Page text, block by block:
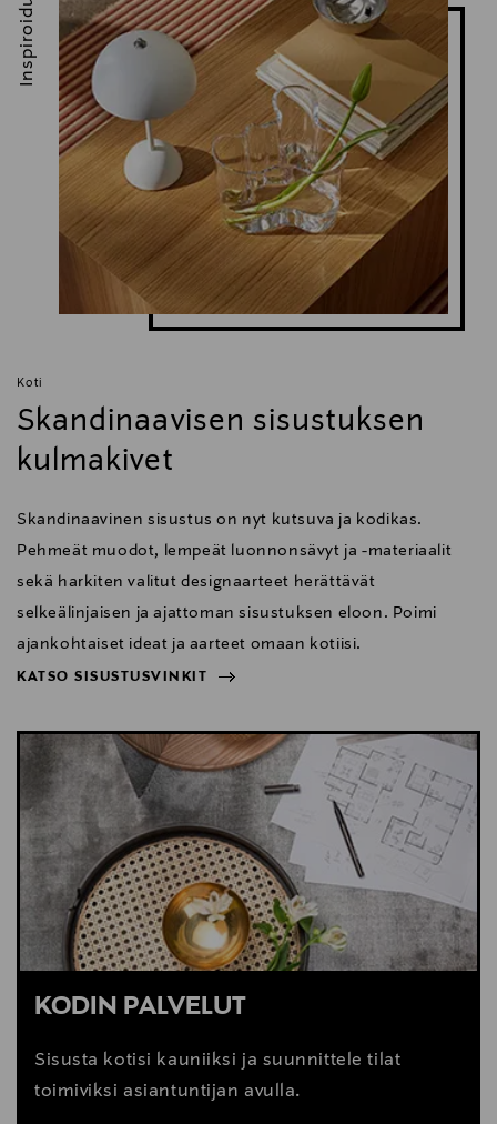
Koti
Skandinaavisen sisustuksen
kulmakivet
Skandinaavinen sisustus on nyt kutsuva ja kodikas.
Pehmeät muodot, lempeät luonnonsävyt ja -materiaalit
sekä harkiten valitut designaarteet herättävät
selkeälinjaisen ja ajattoman sisustuksen eloon. Poimi
ajankohtaiset ideat ja aarteet omaan kotiisi.
KATSO SISUSTUSVINKIT
Inspiroidu
KATSO SISUSTUSVINKIT
KODIN PALVELUT
Sisusta kotisi kauniiksi ja suunnittele tilat
toimiviksi asiantuntijan avulla.